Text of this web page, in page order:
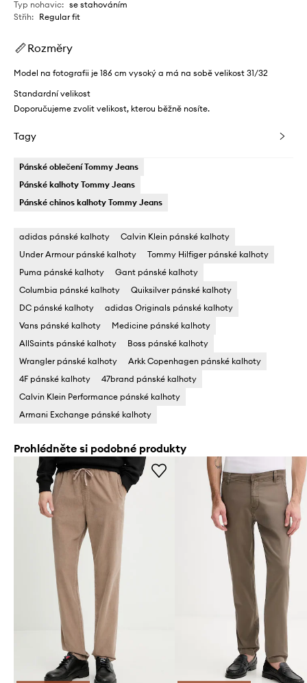
Typ nohavic: se stahováním
Střih: Regular fit
Rozměry
Model na fotografii je 186 cm vysoký a má na sobě velikost 31/32
Standardní velikost
Doporučujeme zvolit velikost, kterou běžně nosíte.
Tagy
Pánské oblečení Tommy Jeans
Pánské kalhoty Tommy Jeans
Pánské chinos kalhoty Tommy Jeans
adidas pánské kalhoty
Calvin Klein pánské kalhoty
Under Armour pánské kalhoty
Tommy Hilfiger pánské kalhoty
Puma pánské kalhoty
Gant pánské kalhoty
Columbia pánské kalhoty
Quiksilver pánské kalhoty
DC pánské kalhoty
adidas Originals pánské kalhoty
Vans pánské kalhoty
Medicine pánské kalhoty
AllSaints pánské kalhoty
Boss pánské kalhoty
Wrangler pánské kalhoty
Arkk Copenhagen pánské kalhoty
4F pánské kalhoty
47brand pánské kalhoty
Calvin Klein Performance pánské kalhoty
Armani Exchange pánské kalhoty
Prohlédněte si podobné produkty